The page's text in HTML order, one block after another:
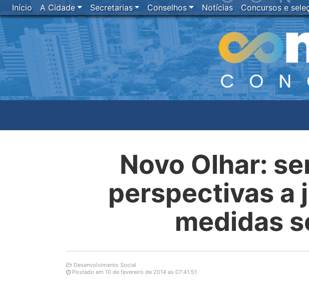
Início A Cidade Secretarias Conselhos Notícias Concursos e
Novo Olhar:
perspectivas a
medidas
Desenvolvimento Social
Postado em 10 de fevereiro de 2014 as 07:41:51